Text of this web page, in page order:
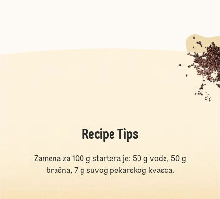
Recipe Tips
Zamena za 100 g startera je: 50 g vode, 50 g
brašna, 7 g suvog pekarskog kvasca.